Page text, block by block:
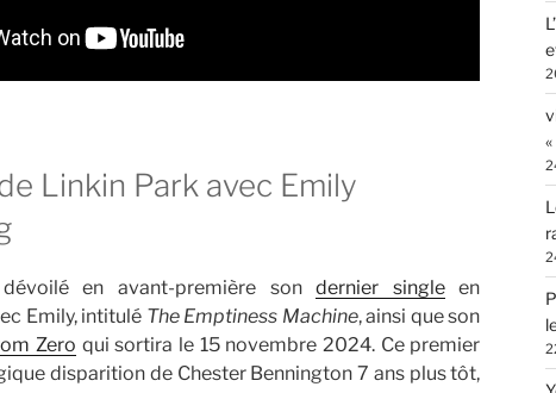
Linkin Park avec Emily
en avant-première sondernier singleen
Emily, intitulé The Emptiness Machine, ainsi que son
Zero qui sortira le 15 novembre 2024. Ce premier
disparition de Chester Bennington 7 ans plus tôt,